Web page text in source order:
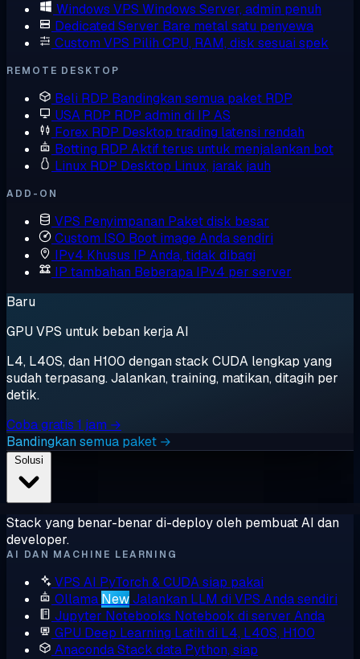
Windows VPS Windows Server, admin penuh
Dedicated Server Bare metal satu penyewa
Custom VPS Pilih CPU, RAM, disk sesuai spek
REMOTE DESKTOP
Beli RDP Bandingkan semua paket RDP
USA RDP RDP admin di IP AS
Forex RDP Desktop trading latensi rendah
Botting RDP Aktif terus untuk menjalankan bot
Linux RDP Desktop Linux, jarak jauh
ADD-ON
VPS Penyimpanan Paket disk besar
Custom ISO Boot image Anda sendiri
IPv4 Khusus IP Anda, tidak dibagi
IP tambahan Beberapa IPv4 per server
Baru
GPU VPS untuk beban kerja AI
L4, L40S, dan H100 dengan stack CUDA lengkap yang
sudah terpasang. Jalankan, training, matikan, ditagih per
detik.
Coba gratis 1 jam →
Bandingkan semua paket →
Stack yang benar-benar di-deploy oleh pembuat AI dan
developer.
AI DAN MACHINE LEARNING
VPS AI PyTorch & CUDA siap pakai
Ollama NewJalankan LLM di VPS Anda sendiri
Jupyter Notebooks Notebook di server Anda
GPU Deep Learning Latih di L4, L40S, H100
AnacondaStack data Python, siap